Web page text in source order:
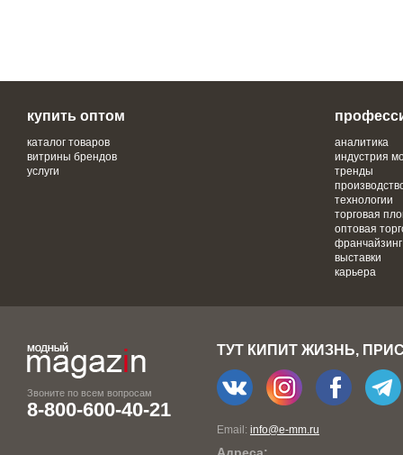
купить оптом
каталог товаров
витрины брендов
услуги
аналитика
индустрия
тренды
технологии
торговая
оптовая
франчайзинг
выставки
карьера
Звоните по всем вопросам
8-800-600-40-21
ТУТ КИПИТ ЖИЗНЬ,
Email: info@e-mm.ru